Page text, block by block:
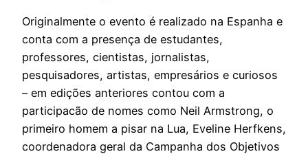
Originalmente o evento é realizado na Espanha e
conta com a presença de estudantes,
professores, cientistas, jornalistas,
pesquisadores, artistas, empresários e curiosos
– em edições anteriores contou com a
participacão de nomes como Neil Armstrong, o
primeiro homem a pisar na Lua, Eveline Herfkens,
coordenadora geral da Campanha dos Objetivos